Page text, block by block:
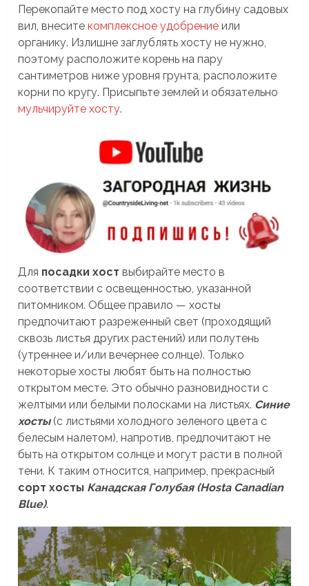
Перекопайте место под хосту на глубину садовых
вил, внеситекомплексное удобрение или
органику. Излишне заглублять хосту не нужно,
поэтому расположите корень на пару
сантиметров ниже уровня грунта, расположите
корни по кругу. Присыпьте землей и обязательно
мульчируйте хосту.
Для посадки хост выбирайте место в
соответствии с освещенностью, указанной
питомником. Общее правило — хосты
предпочитают разреженный свет (проходящий
сквозь листья других растений) или полутень
(утреннее и/или вечернее солнце). Только
некоторые хосты любят быть на полностью
открытом месте. Это обычно разновидности с
желтыми или белыми полосками на листьях. Синие
хосты (с листьями холодного зеленого цвета с
белесым налетом), напротив, предпочитают не
быть на открытом солнце и могут расти в полной
тени. К таким относится, например, прекрасный
сорт хосты Канадская Голубая (Hosta Canadian
Blue).